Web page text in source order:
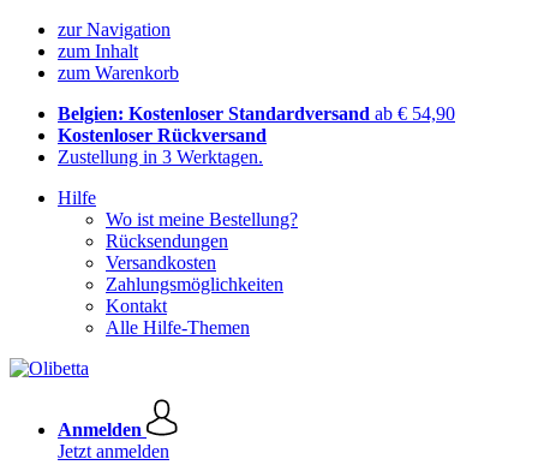
zur Navigation
zum Inhalt
zum Warenkorb
Belgien: Kostenloser Standardversand ab € 54,90
Kostenloser Rückversand
Zustellung in 3 Werktagen.
Hilfe
Wo ist meine Bestellung?
Rücksendungen
Versandkosten
Zahlungsmöglichkeiten
Kontakt
Alle Hilfe-Themen
Anmelden
Jetzt anmelden